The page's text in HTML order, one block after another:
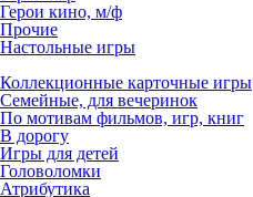
Герои кино, м/ф
Прочие
Настольные игры
Коллекционные карточные игры
Семейные, для вечеринок
По мотивам фильмов, игр, книг
В дорогу
Игры для детей
Головоломки
Атрибутика